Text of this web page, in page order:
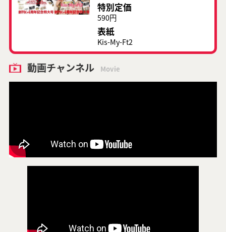
特別定価
590円
表紙
Kis-My-Ft2
動画チャンネル Movie